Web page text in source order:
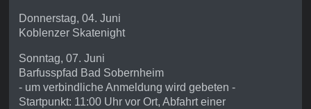
Donnerstag, 04. Juni
Koblenzer Skatenight
Sonntag, 07. Juni
Barfusspfad Bad Sobernheim
- um verbindliche Anmeldung wird gebeten -
Startpunkt: 11:00 Uhr vor Ort, Abfahrt einer